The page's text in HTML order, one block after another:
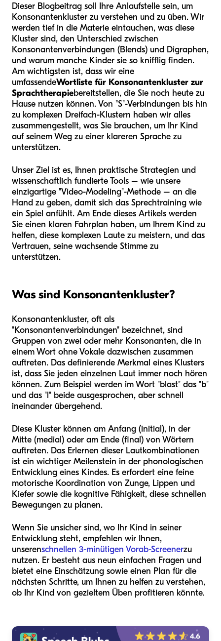
Dieser Blogbeitrag soll Ihre Anlaufstelle sein, um
Konsonantenkluster zu verstehen und zu üben. Wir
werden tief in die Materie eintauchen, was diese
Kluster sind, den Unterschied zwischen
Konsonantenverbindungen (Blends) und Digraphen,
und warum manche Kinder sie so knifflig finden.
Am wichtigsten ist, dass wir eine
umfassendeWortliste für Konsonantenkluster zur
Sprachtherapiebereitstellen, die Sie noch heute zu
Hause nutzen können. Von "S"-Verbindungen bis hin
zu komplexen Dreifach-Klustern haben wir alles
zusammengestellt, was Sie brauchen, um Ihr Kind
auf seinem Weg zu einer klareren Sprache zu
unterstützen.
Unser Ziel ist es, Ihnen praktische Strategien und
wissenschaftlich fundierte Tools – wie unsere
einzigartige "Video-Modeling"-Methode – an die
Hand zu geben, damit sich das Sprechtraining wie
ein Spiel anfühlt. Am Ende dieses Artikels werden
Sie einen klaren Fahrplan haben, um Ihrem Kind zu
helfen, diese komplexen Laute zu meistern, und das
Vertrauen, seine wachsende Stimme zu
unterstützen.
Was sind Konsonantenkluster?
Konsonantenkluster, oft als
"Konsonantenverbindungen" bezeichnet, sind
Gruppen von zwei oder mehr Konsonanten, die in
einem Wort ohne Vokale dazwischen zusammen
auftreten. Das definierende Merkmal eines Klusters
ist, dass Sie jeden einzelnen Laut immer noch hören
können. Zum Beispiel werden im Wort "blast" das "b"
und das "l" beide ausgesprochen, aber schnell
ineinander übergehend.
Diese Kluster können am Anfang (initial), in der
Mitte (medial) oder am Ende (final) von Wörtern
auftreten. Das Erlernen dieser Lautkombinationen
ist ein wichtiger Meilenstein in der phonologischen
Entwicklung eines Kindes. Es erfordert eine feine
motorische Koordination von Zunge, Lippen und
Kiefer sowie die kognitive Fähigkeit, diese schnellen
Bewegungen zu planen.
Wenn Sie unsicher sind, wo Ihr Kind in seiner
Entwicklung steht, empfehlen wir Ihnen,
unserenschnellen 3-minütigen Vorab-Screenerzu
nutzen. Er besteht aus neun einfachen Fragen und
bietet eine Einschätzung sowie einen Plan für die
nächsten Schritte, um Ihnen zu helfen zu verstehen,
ob Ihr Kind von gezieltem Üben profitieren könnte.